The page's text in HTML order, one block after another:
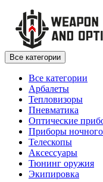
Все категории
Все категории
Арбалеты
Тепловизоры
Пневматика
Оптические
Приборы
Телескопы
Аксессуары
Тюнинг оружия
Экипировка